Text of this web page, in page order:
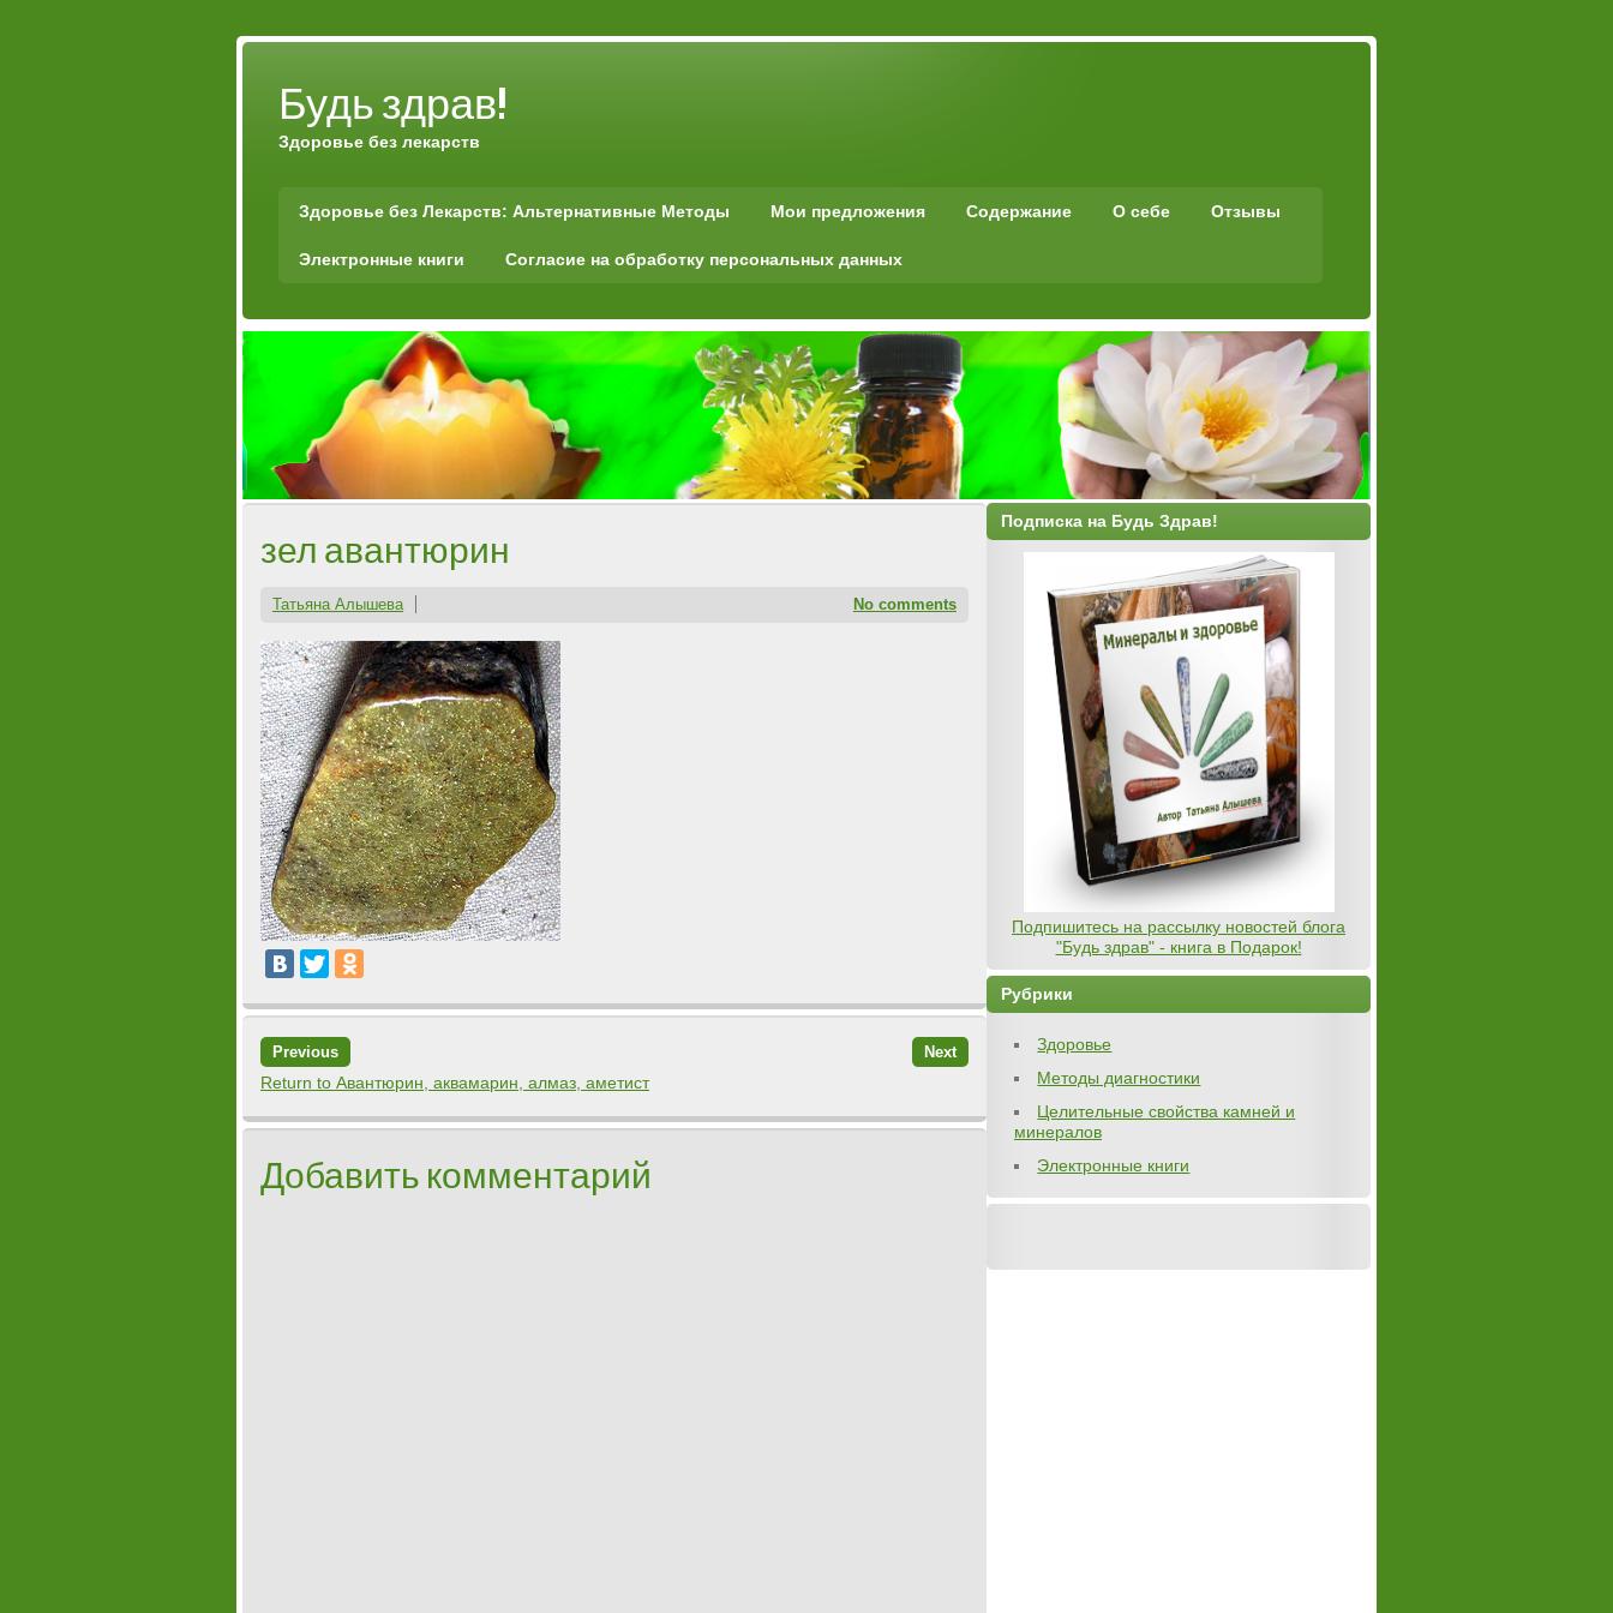
Будь здрав!
Здоровье без лекарств
Здоровье без Лекарств: Альтернативные Методы Мои предложения Содержание О себе Отзывы
Электронные книги Согласие на обработку персональных данных
зел авантюрин
Татьяна Алышева No comments
Previous Next
Return to Авантюрин, аквамарин, алмаз, аметист
Добавить комментарий
Подписка на Будь Здрав!
Подпишитесь на рассылку новостей блога
"Будь здрав" - книга в Подарок!
Рубрики
Здоровье
Методы диагностики
Целительные свойства камней и
минералов
Электронные книги